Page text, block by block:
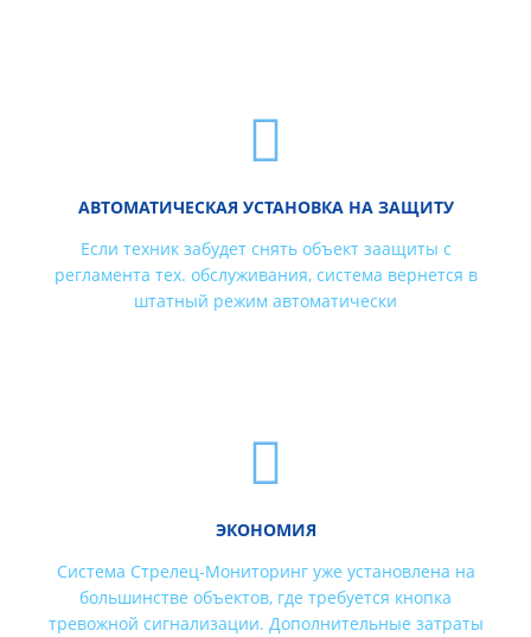
АВТОМАТИЧЕСКАЯ УСТАНОВКА НА ЗАЩИТУ
Если техник забудет снять объект заащиты с
регламента тех. обслуживания, система вернется в
штатный режим автоматически
ЭКОНОМИЯ
Система Стрелец-Мониторинг уже установлена на
большинстве объектов, где требуется кнопка
тревожной сигнализации. Дополнительные затраты